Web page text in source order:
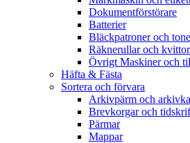
Dokumentförstörare
Batterier
Bläckpatroner och
Räknerullar och
Övrigt Maskiner och
Häfta & Fästa
Sortera och förvara
Arkivpärm och
Brevkorgar och
Pärmar
Mappar